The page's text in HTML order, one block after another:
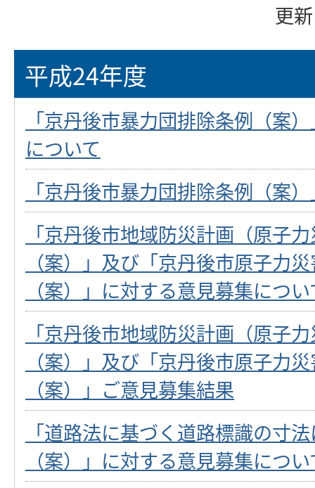
更
平成24年度
「京丹後市暴力団排除条例（案
について
「京丹後市暴力団排除条例（案
「京丹後市地域防災計画（原子
（案）」及び「京丹後市原子力
（案）」に対する意見募集につ
「京丹後市地域防災計画（原子
（案）」及び「京丹後市原子力
（案）」ご意見募集結果
「道路法に基づく道路標識の寸
（案）」に対する意見募集につ